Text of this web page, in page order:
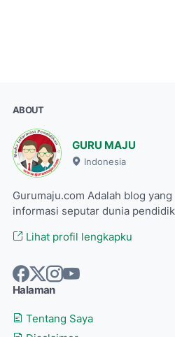
ABOUT
GURU MAJU
Indonesia
Gurumaju.com Adalah blog
informasi seputar dunia
Lihat profil lengkapku
Halaman
Tentang Saya